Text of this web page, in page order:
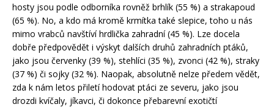
hosty jsou podle odborníka rovněž brhlík (55 %) a strakapoud
(65 %). No, a kdo má kromě krmítka také slepice, toho u nás
mimo vrabců navštíví hrdlička zahradní (45 %). Lze docela
dobře předpovědět i výskyt dalších druhů zahradních ptáků,
jako jsou červenky (39 %), stehlíci (35 %), zvonci (42 %), straky
(37 %) či sojky (32 %). Naopak, absolutně nelze předem vědět,
zda k nám letos přiletí hodovat ptáci ze severu, jako jsou
drozdi kvíčaly, jíkavci, či dokonce přebarevní exotičtí